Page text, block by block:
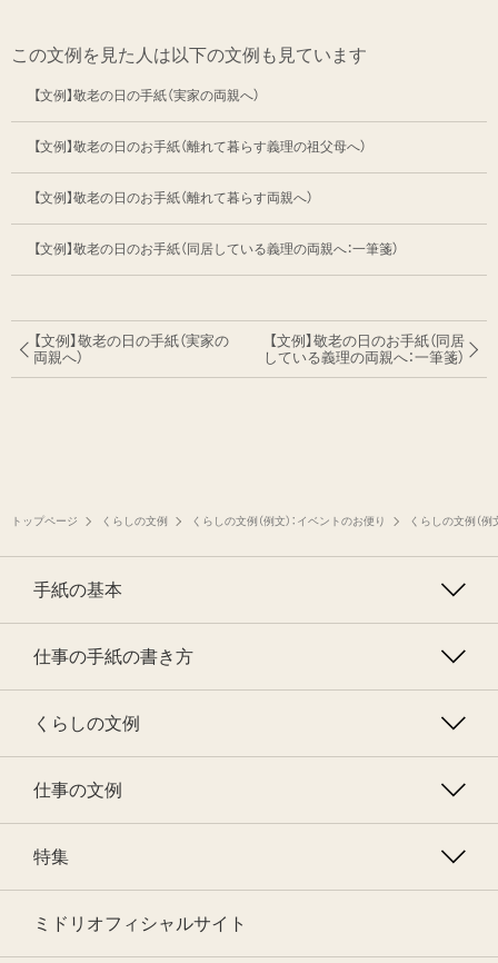
この文例を見た人は以下の文例も見ています
【文例】敬老の日の手紙（実家の両親へ）
【文例】敬老の日のお手紙（離れて暮らす義理の祖父母へ）
【文例】敬老の日のお手紙（離れて暮らす両親へ）
【文例】敬老の日のお手紙（同居している義理の両親へ：一筆箋）
【文例】敬老の日の手紙（実家の
両親へ）
【文例】敬老の日のお手紙（同居
している義理の両親へ：一筆箋）
トップページ くらしの文例 くらしの文例（例文）：イベントのお便り くらしの文例（例
手紙の基本
仕事の手紙の書き方
くらしの文例
仕事の文例
特集
ミドリオフィシャルサイト